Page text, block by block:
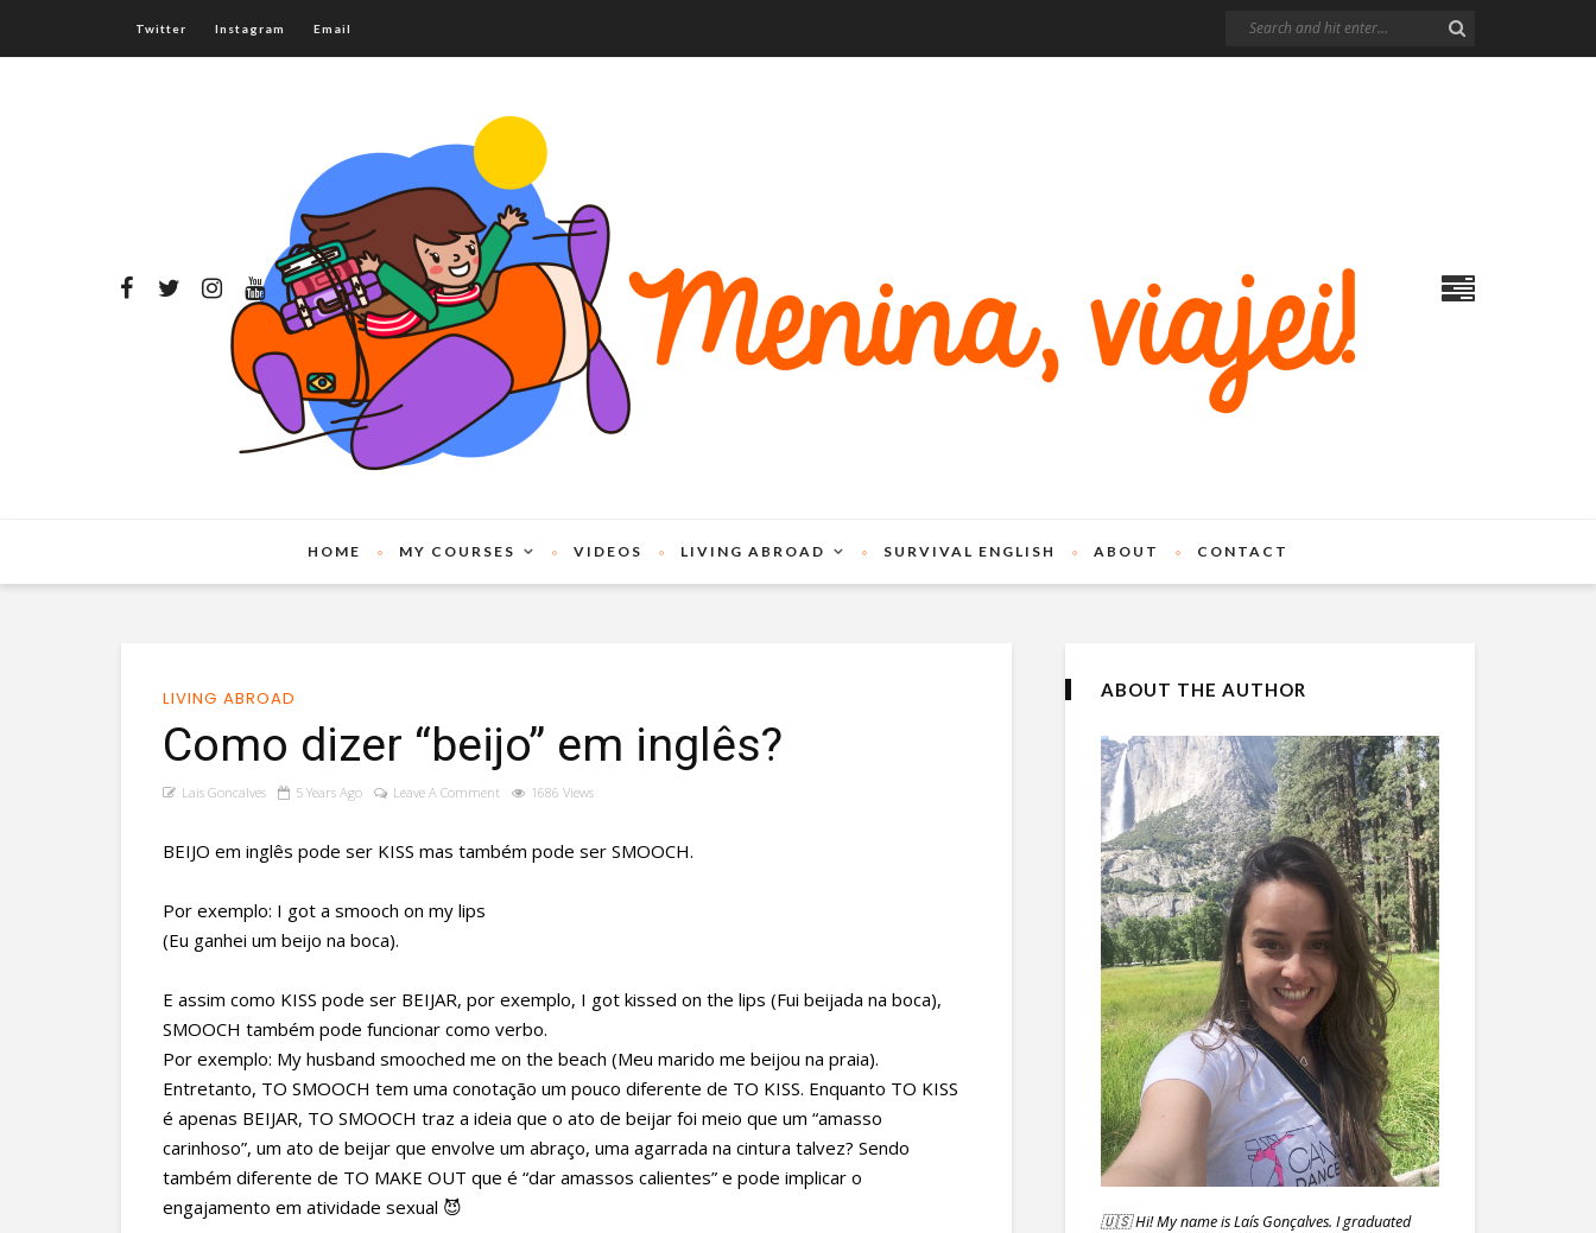
Twitter Instagram Email
HOME MY COURSES VIDEOS LIVING ABROAD SURVIVAL ENGLISH ABOUT CONTACT
LIVING ABROAD
Como dizer “beijo” em inglês?
Lais Goncalves 5 Years Ago Leave A Comment 1686 Views
BEIJO em inglês pode ser KISS mas também pode ser SMOOCH.
Por exemplo: I got a smooch on my lips
(Eu ganhei um beijo na boca).
E assim como KISS pode ser BEIJAR, por exemplo, I got kissed on the lips (Fui beijada na boca),
SMOOCH também pode funcionar como verbo.
Por exemplo: My husband smooched me on the beach (Meu marido me beijou na praia).
Entretanto, TO SMOOCH tem uma conotação um pouco diferente de TO KISS. Enquanto TO KISS
é apenas BEIJAR, TO SMOOCH traz a ideia que o ato de beijar foi meio que um “amasso
carinhoso”, um ato de beijar que envolve um abraço, uma agarrada na cintura talvez? Sendo
também diferente de TO MAKE OUT que é “dar amassos calientes” e pode implicar o
engajamento em atividade sexual 😈
ABOUT THE AUTHOR
🇺🇸 Hi! My name is Laís Gonçalves. I graduated